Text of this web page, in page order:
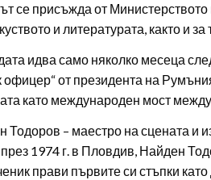
се присъжда от
и литературата, както и
идва само няколко месеца
офицер“ от президента на
като международен мост
Тодоров – маестро на сцената и
1974 г. в Пловдив, Найден
прави първите си стъпки